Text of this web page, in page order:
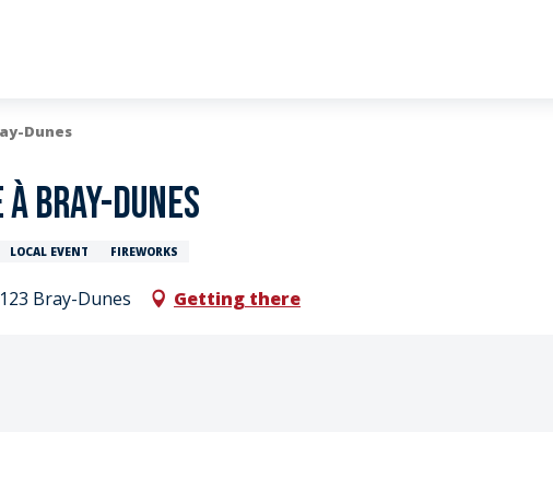
Dunes
Bray-Dunes
LOCAL EVENT FIREWORKS
Bray-Dunes Getting there